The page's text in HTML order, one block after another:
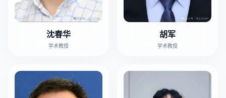
沈春华
学术教授
胡军
学术教授